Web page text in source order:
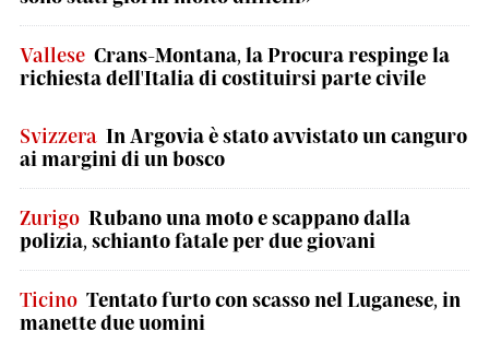
Vallese Crans-Montana, la Procura respinge la
richiesta dell'Italia di costituirsi parte civile
Svizzera In Argovia è stato avvistato un canguro
ai margini di un bosco
Zurigo Rubano una moto e scappano dalla
polizia, schianto fatale per due giovani
Ticino Tentato furto con scasso nel Luganese, in
manette due uomini